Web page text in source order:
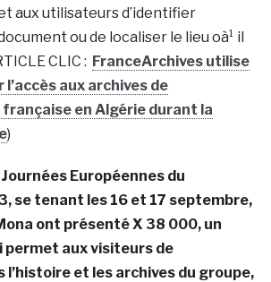
aux utilisateurs d’identifier
ou de localiser le lieu oà¹ il
CLIC : FranceArchives utilise
aux archives de
en Algérie durant la
)
Journées Européennes du
se tenant les 16 et 17 septembre,
ont présenté X 38 000, un
permet aux visiteurs de
l’histoire et les archives du groupe,